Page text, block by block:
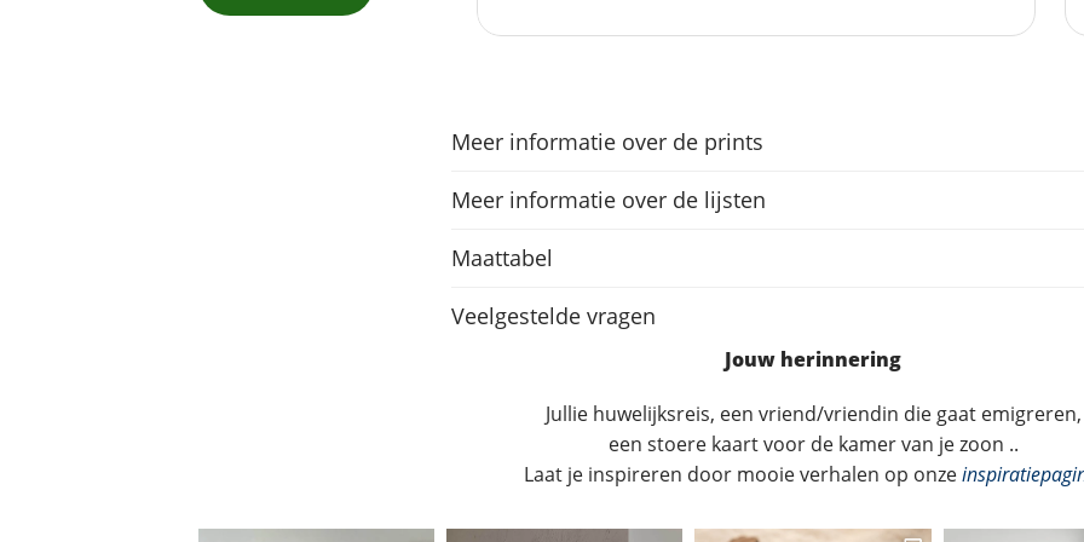
Meer informatie over de prints
Meer informatie over de lijsten
Maattabel
Veelgestelde vragen
Jouw herinnering
Jullie huwelijksreis, een vriend/vriendin die gaat emigreren,
een stoere kaart voor de kamer van je zoon ..
Laat je inspireren door mooie verhalen op onze